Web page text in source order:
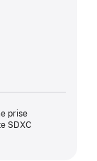
prise
SDXC